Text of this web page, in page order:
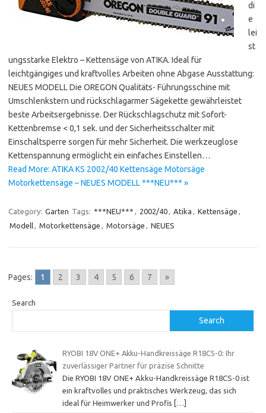
di
e
lei
st
ungsstarke Elektro – Kettensäge von ATIKA. Ideal für
leichtgängiges und kraftvolles Arbeiten ohne Abgase Ausstattung:
NEUES MODELL Die OREGON Qualitäts- Führungsschine mit
Umschlenkstern und rückschlagarmer Sägekette gewährleistet
beste Arbeitsergebnisse. Der Rückschlagschutz mit Sofort-
Kettenbremse < 0,1 sek. und der Sicherheitsschalter mit
Einschaltsperre sorgen für mehr Sicherheit. Die werkzeuglose
Kettenspannung ermöglicht ein einfaches Einstellen…
Read More: ATIKA KS 2002/40 Kettensäge Motorsäge
Motorkettensäge – NEUES MODELL ***NEU*** »
Category: Garten Tags: ***NEU*** , 2002/40, Atika , Kettensäge ,
Modell, Motorkettensäge , Motorsäge , NEUES
Pages: 1 2 3 4 5 6 7 »
Search
Search
RYOBI 18V ONE+ Akku-Handkreissäge R18CS-0: Ihr
zuverlässiger Partner für präzise Schnitte
Die RYOBI 18V ONE+ Akku-Handkreissäge R18CS-0 ist
ein kraftvolles und praktisches Werkzeug, das sich
ideal für Heimwerker und Profis
[…]